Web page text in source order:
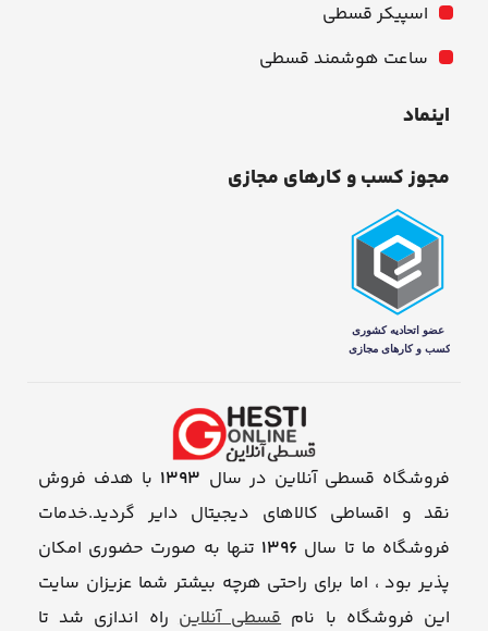
اسپیکر قسطی
ساعت هوشمند قسطی
اینماد
مجوز کسب و کارهای مجازی
فروشگاه قسطی آنلاین در سال 1393 با هدف فروش
نقد و اقساطی کالاهای دیجیتال دایر گردید.خدمات
فروشگاه ما تا سال 1396 تنها به صورت حضوری امکان
پذیر بود ، اما برای راحتی هرچه بیشتر شما عزیزان سایت
این فروشگاه با نامقسطی آنلاین راه اندازی شد تا